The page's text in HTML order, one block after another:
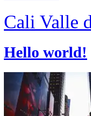
Cali Valle
Hello world!